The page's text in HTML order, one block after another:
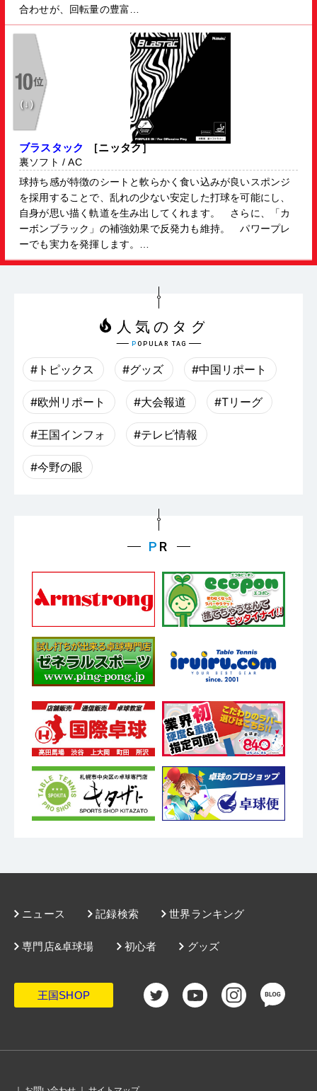
合わせが、回転量の豊富…
（↓）
ブラスタック ［ニッタク］
裏ソフト / AC
球持ち感が特徴のシートと軟らかく食い込みが良いスポンジ
を採用することで、乱れの少ない安定した打球を可能にし、
自身が思い描く軌道を生み出してくれます。 さらに、「カ
ーボンブラック」の補強効果で反発力も維持。 パワープレ
ーでも実力を発揮します。…
モリストSP ［ニッタク］
表ソフト / テンション
テンション系表ソフトのロングセラー テンション効果に
よりスピードボールやナックルボールに抜群の性能を発揮し
ます。 MADE IN GERMANY
VO＞102 ［VICTAS］
表ソフト / ハイエナジーテンション
フト ブロックよりもまず最優先したのは攻撃力。打って
打って打ちまくる表ソフトの完成形。心地良い打球感と球離
れの良さに加え、粒をヨコ目にして、安定感も兼ね備えた。
（→）
（↑）
モリストSP AX ［ニッタク］
噛みつく表ソフト！ ドライブやツッツキで噛む感覚を発
カールP1V ［VICTAS］
粒高 /
変化重視の変化系粒高ラバー CURLシリーズの中で最も高
く細長い粒形状で、大きな変化幅を誇る最強の粒高。 カッ
トや前陣プレーでイレギュラーするほどの切れ味を実現。
グラスD.TecS ［ティバー］
ットやツッツキ・プッシュ・ブロックを可能にする「粒の倒
れ方と復元力」を実現しました。この粒の持つ力が、大きな
変化、そして攻撃力を生み出します。 世界の粒高プレイヤ
（→）
最適。
（↑）
カールP4V ［VICTAS］
カットマン専用の変化系粒高ラバー 『CURL P1V』をベ
樊振東 ALC ［バタフライ］
樊振東選手をはじめ世界中の多くのトップ選手が使用する合
板構成 しなやかさと使いやすさ、そして弾みの良さゆえに
攻守のバランスに優れています。『ビスカリア』仕様の合板
構成の性能の高さは、世界で活躍する多くのトップ選手が愛
用し、実績を出し続けてい…
スワット ［VICTAS］
木を生かすギア 木が生きる打球感 木材の打球感を最大
限に生かし、広いスイートスポットが特徴。操作性が高く、
幅広いスタイルにマッチする高性能な7枚合板。 Made in
China
ビスカリア ［バタフライ］
ト カーボン搭載ラケットの原型となったラケット。オリジナ
は、今もなお世界中の多く…
樊振東 ALC - CS ［バタフライ］
世界中の多くのトップ選手が使用する合板構成 しなやかさ
と使いやすさ、そして弾みの良さゆえに攻守のバランスに優
れています。『ビスカリア』仕様の合板構成の性能の高さ
は、世界で活躍する多くのトップ選手が愛用し、実績を出し
続けていることにより証明さ…
樊振東 SUPER ALC - CS ［バタフライ］
しなやかさと高い弾みを両立 アリレート カーボンのしなや
かさを維持しながら、より高い弾みを実現した「スーパー ア
リレート カーボン」を搭載。『樊振東 ALC - CS』と振動特
性をほぼ変えずに、反発特性を高めています。 戦いに挑む
競技者と電…
水谷隼 メジャー - CS ［バタフライ］
修。打球がスイング方向へ飛びやすく、卓球台へ収まりやす
（↑）
レゾライン ビラータ ［バタフライ］
素早く正確な動きを支える軽量・幅広モデル 『レゾライン
ビライト』の足囲（幅）を広めに再設計しました。グリップ
力に優れたアウトソール、軽量でしなやかなミッドソール、
メッシュと補強素材を組み合わせて軽さと強さを両立したア
ッパーを搭載。「素早く…
（↓）
［ヤサカ］
機能性とコストパフォーマンスに優れたジェット・インパク
トNEOの新デザインが登場！ 高いクッション性とグリップ
力を持ち、コストパフォーマンスに優れたジェット・インパ
増えた事でジュニア選…
（→）
ットワークをフルサポート。
#トピックス #グッズ #中国リポート
#欧州リポート #大会報道 #Tリーグ
#王国インフォ #テレビ情報
#今野の眼
ニュース 記録検索 世界ランキング
グッズ
専門店&卓球場 初心者
王国SHOP